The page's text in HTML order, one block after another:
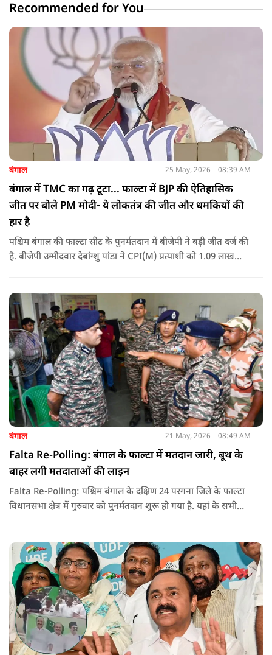
Recommended for You
बंगाल 25 May, 2026 08:39 AM
बंगाल में TMC का गढ़ टूटा... फाल्टा में BJP की ऐतिहासिक
जीत पर बोले PM मोदी- ये लोकतंत्र की जीत और धमकियों की
हार है
पश्चिम बंगाल की फाल्टा सीट के पुनर्मतदान में बीजेपी ने बड़ी जीत दर्ज की
है. बीजेपी उम्मीदवार देबांग्शु पांडा ने CPI(M) प्रत्याशी को 1.09 लाख
बंगाल 21 May, 2026 08:49 AM
Falta Re-Polling: बंगाल के फाल्टा में मतदान जारी, बूथ के
बाहर लगी मतदाताओं की लाइन
Falta Re-Polling: पश्चिम बंगाल के दक्षिण 24 परगना जिले के फाल्टा
विधानसभा क्षेत्र में गुरुवार को पुनर्मतदान शुरू हो गया है. यहां के सभी